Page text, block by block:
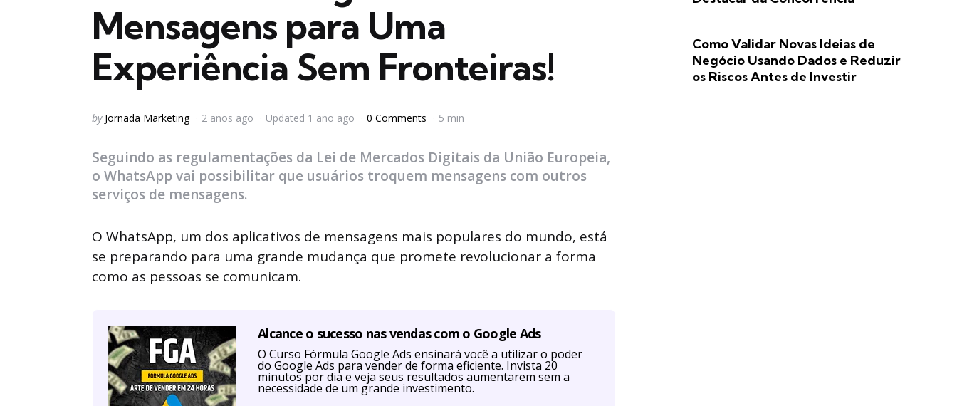
Mensagens para Uma
Experiência Sem Fronteiras!
Posted
by Jornada Marketing 2 anos ago Updated 1 ano ago 0 Comments 5 min
Seguindo as regulamentações da Lei de Mercados Digitais da União Europeia,
o WhatsApp vai possibilitar que usuários troquem mensagens com outros
serviços de mensagens.
O WhatsApp, um dos aplicativos de mensagens mais populares do mundo, está
se preparando para uma grande mudança que promete revolucionar a forma
como as pessoas se comunicam.
Alcance o sucesso nas vendas com o Google Ads
O Curso Fórmula Google Ads ensinará você a utilizar o poder
do Google Ads para vender de forma eficiente. Invista 20
minutos por dia e veja seus resultados aumentarem sem a
necessidade de um grande investimento.
Como Validar Novas Ideias de
Negócio Usando Dados e Reduzir
os Riscos Antes de Investir